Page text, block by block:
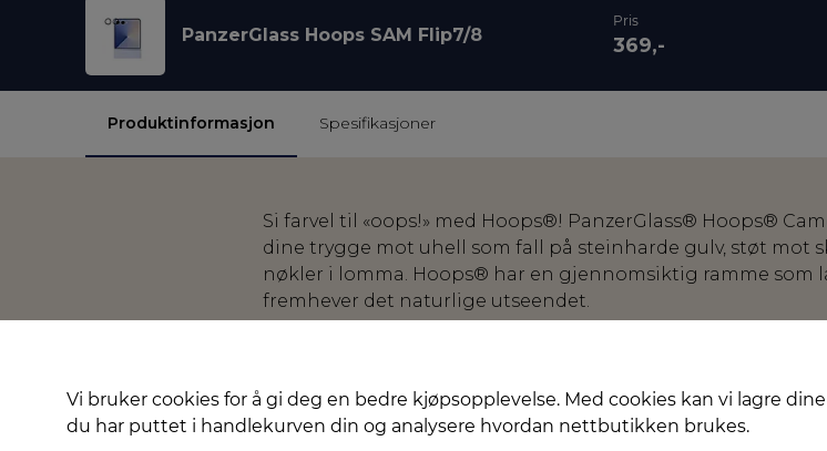
Vi bruker cookies for å gi deg en bedre kjøpsopplevelse. Med cookies kan vi lagre
du har puttet i handlekurven din og analysere hvordan nettbutikken brukes.
PanzerGlass Hoops SAM Flip7/8
Pris
369,-
Produktinformasjon Spesifikasjoner
Si farvel til «oops!» med Hoops®! PanzerGlass® Hoops®
dine trygge mot uhell som fall på steinharde gulv, støt mot
nøkler i lomma. Hoops® har en gjennomsiktig ramme som
fremhever det naturlige utseendet.
De har et silikonlim langs kantene som gjør installasjonen
Og om du er bekymret for bildeforvrengning, kan du